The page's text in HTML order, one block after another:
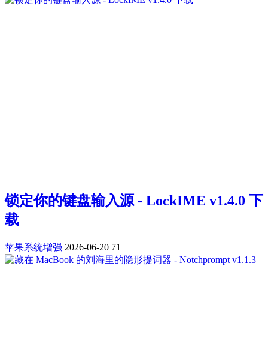
锁定你的键盘输入源 - LockIME v1.4.0 下
载
苹果系统增强 2026-06-20 71